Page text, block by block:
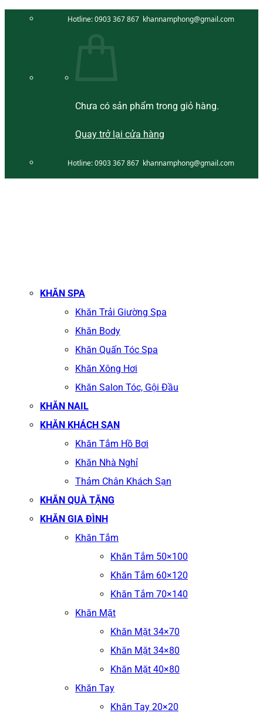
Hotline:0903 367 867 khannamphong@gmail.com
Chưa có sản phẩm trong giỏ hàng.
Quay trở lại cửa hàng
Hotline:0903 367 867 khannamphong@gmail.com
KHĂN SPA
Khăn Trải Giường Spa
Khăn Body
Khăn Quấn Tóc Spa
Khăn Xông Hơi
Khăn Salon Tóc, Gội Đầu
KHĂN NAIL
KHĂN KHÁCH SẠN
Khăn Tắm Hồ Bơi
Khăn Nhà Nghỉ
Thảm Chân Khách Sạn
KHĂN QUÀ TẶNG
KHĂN GIA ĐÌNH
Khăn Tắm
Khăn Tắm 50×100
Khăn Tắm 60×120
Khăn Tắm 70×140
Khăn Mặt
Khăn Mặt 34×70
Khăn Mặt 34×80
Khăn Mặt 40×80
Khăn Tay
Khăn Tay 20×20